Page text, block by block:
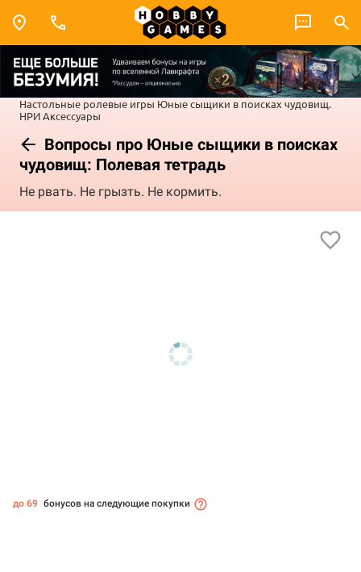
Настольные ролевые игры Юные сыщики в поисках чудовищ.
НРИАксессуары
Вопросы про Юные сыщики в поисках
чудовищ: Полевая тетрадь
Не рвать. Не грызть. Не кормить.
до 69 бонусов на следующие покупки